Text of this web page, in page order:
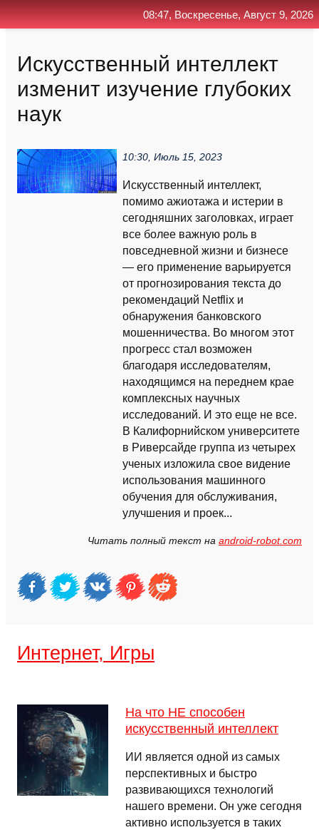
Искусственный интеллект
изменит изучение глубоких
наук
10:30, Июль 15, 2023
Искусственный интеллект,
помимо ажиотажа и истерии в
сегодняшних заголовках, играет
все более важную роль в
повседневной жизни и бизнесе
— его применение варьируется
от прогнозирования текста до
рекомендаций Netflix и
обнаружения банковского
мошенничества. Во многом этот
прогресс стал возможен
благодаря исследователям,
находящимся на переднем крае
комплексных научных
исследований. И это еще не все.
В Калифорнийском университете
в Риверсайде группа из четырех
ученых изложила свое видение
использования машинного
обучения для обслуживания,
улучшения и проек...
Читать полный текст на android-robot.com
Интернет, Игры
На что НЕ способен
искусственный интеллект
ИИ является одной из самых
перспективных и быстро
развивающихся технологий
нашего времени. Он уже сегодня
активно используется в таких
08:47, Воскресенье, Август 9, 2026